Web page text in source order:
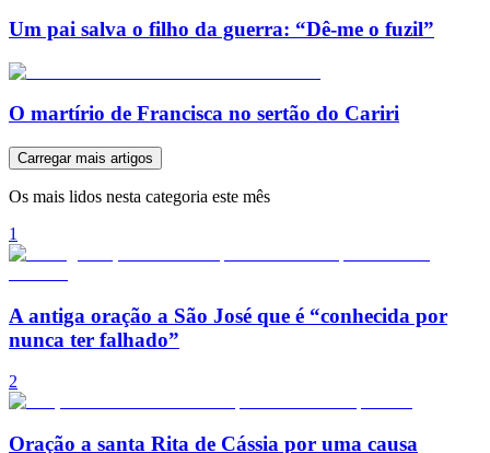
Um pai salva o filho da guerra: “Dê-me o fuzil”
O martírio de Francisca no sertão do Cariri
Carregar mais artigos
Os mais lidos nesta categoria este mês
1
A antiga oração a São José que é “conhecida por
nunca ter falhado”
2
Oração a santa Rita de Cássia por uma causa